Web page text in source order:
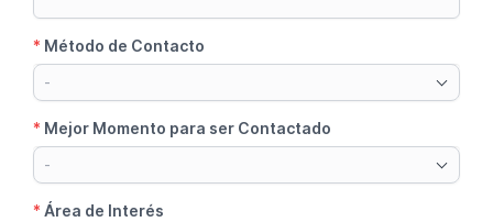
* Método de Contacto
-
* Mejor Momento para ser Contactado
-
* Área de Interés